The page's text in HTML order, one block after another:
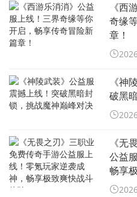
《西
奇缘
章！
《神
破黑
《无
公益
畅享